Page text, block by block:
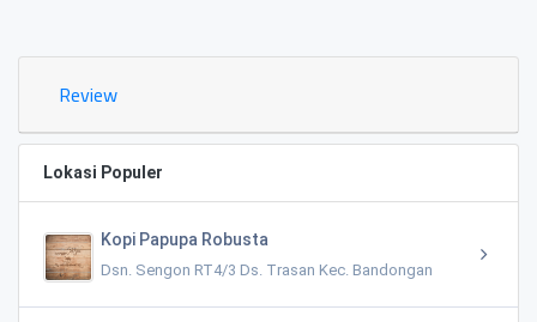
Review
Lokasi Populer
Kopi Papupa Robusta
Dsn. Sengon RT4/3 Ds. Trasan Kec. Bandongan